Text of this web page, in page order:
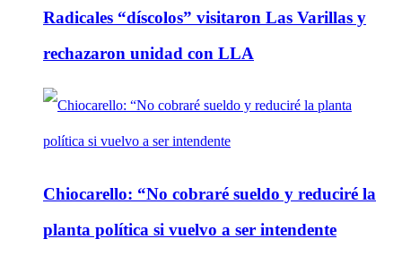
Radicales “díscolos” visitaron Las Varillas y
rechazaron unidad con LLA
Chiocarello: “No cobraré sueldo y reduciré la
planta política si vuelvo a ser intendente